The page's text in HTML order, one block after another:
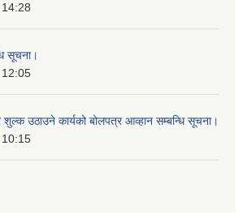
सूचना।
शुल्क उठाउने कार्यको बोलपत्र आव्हान सम्बन्धि सूचना।